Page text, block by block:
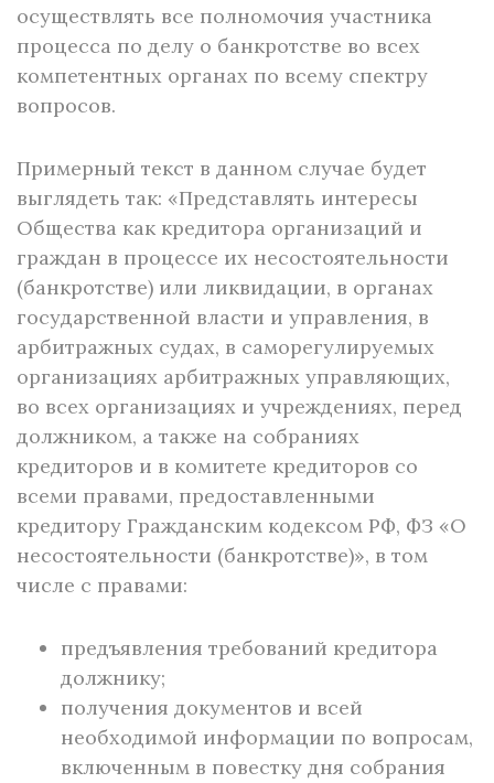
осуществлять все полномочия участника
процесса по делу о банкротстве во всех
компетентных органах по всему спектру
вопросов.
Примерный текст в данном случае будет
выглядеть так: «Представлять интересы
Общества как кредитора организаций и
граждан в процессе их несостоятельности
(банкротстве) или ликвидации, в органах
государственной власти и управления, в
арбитражных судах, в саморегулируемых
организациях арбитражных управляющих,
во всех организациях и учреждениях, перед
должником, а также на собраниях
кредиторов и в комитете кредиторов со
всеми правами, предоставленными
кредитору Гражданским кодексом РФ, ФЗ «О
несостоятельности (банкротстве)», в том
числе с правами:
предъявления требований кредитора
должнику;
получения документов и всей
необходимой информации по вопросам,
включенным в повестку дня собрания